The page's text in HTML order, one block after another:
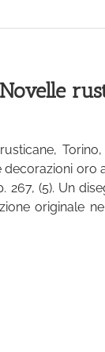
(5). Un
originale